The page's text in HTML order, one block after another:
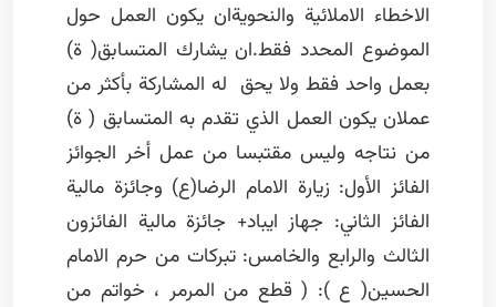
الاخطاء الاملائية والنحويةان يكون العمل حول
الموضوع المحدد فقط.ان يشارك المتسابق( ة)
بعمل واحد فقط ولا يحق له المشاركة بأكثر من
عملان يكون العمل الذي تقدم به المتسابق ( ة)
من نتاجه وليس مقتبسا من عمل أخر الجوائز
الفائز الأول: زيارة الامام الرضا(ع) وجائزة مالية
الفائز الثاني: جهاز ايباد+ جائزة مالية الفائزون
الثالث والرابع والخامس: تبركات من حرم الامام
الحسين( ع ): ( قطع من المرمر ، خواتم من